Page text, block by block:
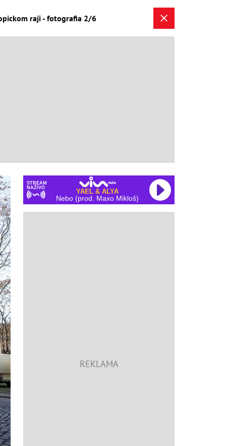
raji - fotografia 2/6
STREAM
NAŽIVO
YAEL & ALYA
Nebo (prod. Maxo Mikloš)